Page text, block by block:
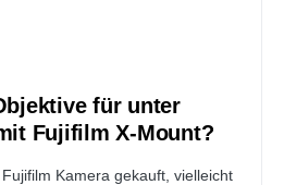
für unter
Fujifilm X-Mount?
Kamera gekauft, vielleicht